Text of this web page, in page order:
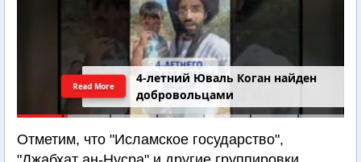
4-летний Юваль Коган найден
добровольцами
Read More
Отметим, что "Исламское государство",